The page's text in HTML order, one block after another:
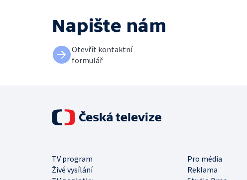
Napište nám
Otevřít kontaktní
formulář
TV program
Pro média
Živé vysílání
Reklama